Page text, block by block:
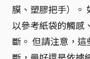
膜、塑膠把手）。
以參考紙袋的觸感
斷。 但請注意，